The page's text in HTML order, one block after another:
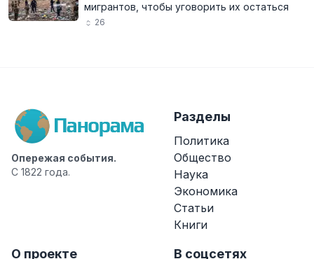
мигрантов, чтобы уговорить их остаться
26
Опережая события.
С 1822 года.
Разделы
Политика
Общество
Наука
Экономика
Статьи
Книги
О проекте В соцсетях